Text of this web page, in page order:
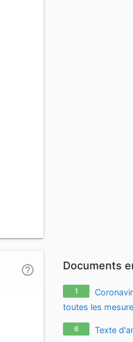
help_outline Documents
1
toutes les
réglementaires
coronavirus /
6 Texte